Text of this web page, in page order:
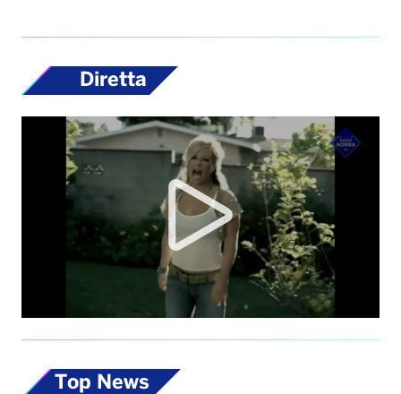
Diretta
Top News